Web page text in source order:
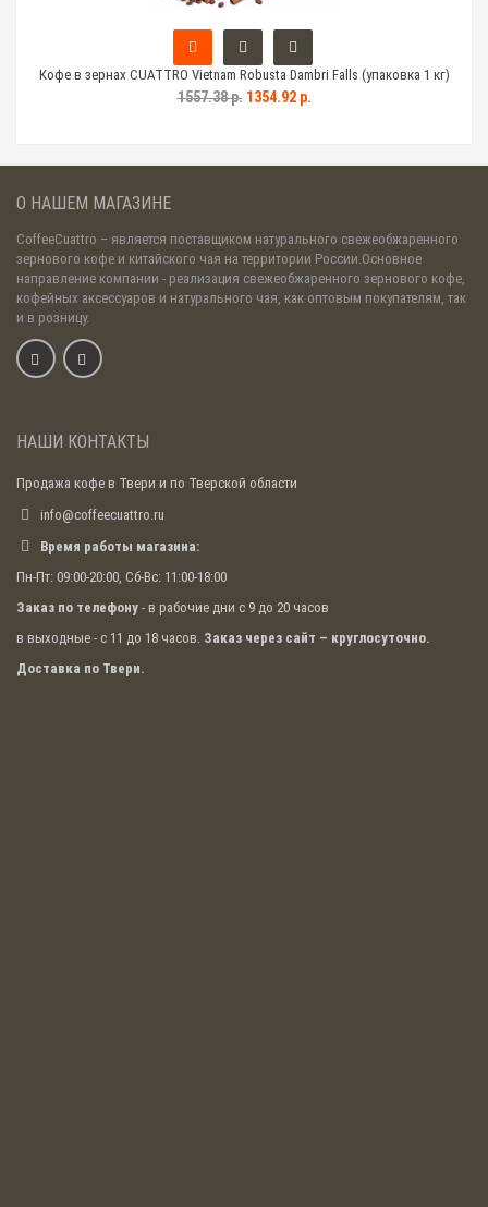
Кофе в зернах CUATTRO Vietnam Robusta Dambri Falls (упаковка 1 кг)
1557.38 р.1354.92 р.
О НАШЕМ МАГАЗИНЕ
CoffeeCuattro – является поставщиком натурального свежеобжаренного
зернового кофе и китайского чая на территории России.Основное
направление компании - реализация свежеобжаренного зернового кофе,
кофейных аксессуаров и натурального чая, как оптовым покупателям, так
и в розницу.
НАШИ КОНТАКТЫ
Продажа кофе в Твери и по Тверской области
info@coffeecuattro.ru
Время работы магазина:
Пн-Пт: 09:00-20:00, Сб-Вс: 11:00-18:00
Заказ по телефону - в рабочие дни с 9 до 20 часов
в выходные - с 11 до 18 часов. Заказ через сайт – круглосуточно.
Доставка по Твери.